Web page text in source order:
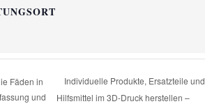
Fäden in
und
Individuelle Produkte, Ersatzteile und
Hilfsmittel im 3D-Druck herstellen –